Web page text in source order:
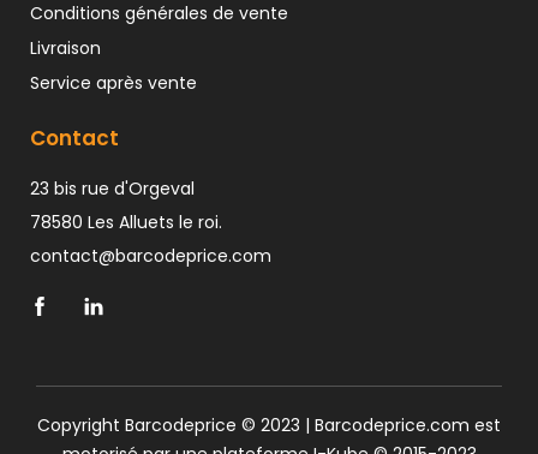
Conditions générales de vente
Livraison
Service après vente
Contact
23 bis rue d'Orgeval
78580 Les Alluets le roi.
contact@barcodeprice.com
Copyright Barcodeprice © 2023 | Barcodeprice.com est